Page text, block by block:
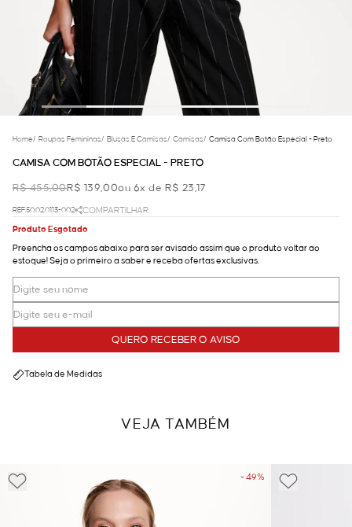
Home/ Roupas Femininas/ Blusas E Camisas/ Camisas/ Camisa Com Botão Especial - Preto
CAMISA COM BOTÃO ESPECIAL - PRETO
R$ 455,00R$ 139,00ou 6x de R$ 23,17
REF.50.02.0113-002
COMPARTILHAR
Produto Esgotado
Preencha os campos abaixo para ser avisado assim que o produto voltar ao
estoque! Seja o primeiro a saber e receba ofertas exclusivas.
QUERO RECEBER O AVISO
Tabela de Medidas
VEJA TAMBÉM
- 49%